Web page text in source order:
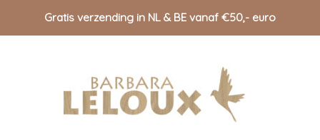
Gratis verzending in NL & BE vanaf €50,- euro